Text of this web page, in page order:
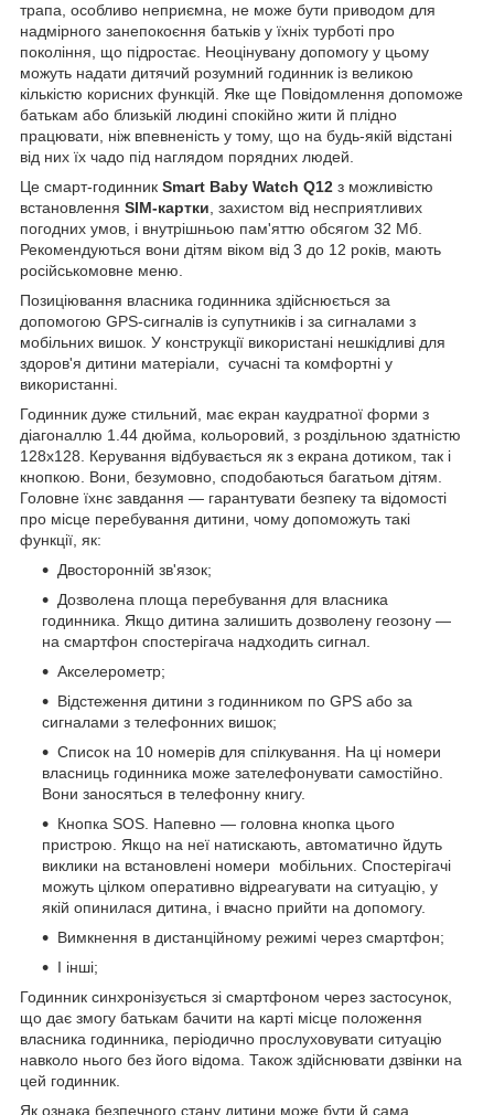
трапа, особливо неприємна, не може бути приводом для
надмірного занепокоєння батьків у їхніх турботі про
покоління, що підростає. Неоцінувану допомогу у цьому
можуть надати дитячий розумний годинник із великою
кількістю корисних функцій. Яке ще Повідомлення допоможе
батькам або близькій людині спокійно жити й плідно
працювати, ніж впевненість у тому, що на будь-якій відстані
від них їх чадо під наглядом порядних людей.
Це смарт-годинник Smart Baby Watch Q12 з можливістю
встановлення SIM-картки, захистом від несприятливих
погодних умов, і внутрішньою пам'яттю обсягом 32 Мб.
Рекомендуються вони дітям віком від 3 до 12 років, мають
російськомовне меню.
Позиціювання власника годинника здійснюється за
допомогою GPS-сигналів із супутників і за сигналами з
мобільних вишок. У конструкції використані нешкідливі для
здоров'я дитини матеріали, сучасні та комфортні у
використанні.
Годинник дуже стильний, має екран каудратної форми з
діагоналлю 1.44 дюйма, кольоровий, з роздільною здатністю
128х128. Керування відбувається як з екрана дотиком, так і
кнопкою. Вони, безумовно, сподобаються багатьом дітям.
Головне їхнє завдання — гарантувати безпеку та відомості
про місце перебування дитини, чому допоможуть такі
функції, як:
Двосторонній зв'язок;
Дозволена площа перебування для власника
годинника. Якщо дитина залишить дозволену геозону —
на смартфон спостерігача надходить сигнал.
Акселерометр;
Відстеження дитини з годинником по GPS або за
сигналами з телефонних вишок;
Список на 10 номерів для спілкування. На ці номери
власниць годинника може зателефонувати самостійно.
Вони заносяться в телефонну книгу.
Кнопка SOS. Напевно — головна кнопка цього
пристрою. Якщо на неї натискають, автоматично йдуть
виклики на встановлені номери мобільних. Спостерігачі
можуть цілком оперативно відреагувати на ситуацію, у
якій опинилася дитина, і вчасно прийти на допомогу.
Вимкнення в дистанційному режимі через смартфон;
І інші;
Годинник синхронізується зі смартфоном через застосунок,
що дає змогу батькам бачити на карті місце положення
власника годинника, періодично прослуховувати ситуацію
навколо нього без його відома. Також здійснювати дзвінки на
цей годинник.
Як ознака безпечного стану дитини може бути й сама